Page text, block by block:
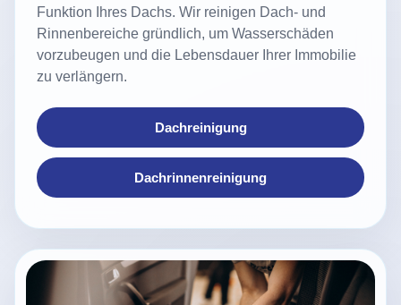
Funktion Ihres Dachs. Wir reinigen Dach- und
Rinnenbereiche gründlich, um Wasserschäden
vorzubeugen und die Lebensdauer Ihrer Immobilie
zu verlängern.
Dachreinigung
Dachrinnenreinigung